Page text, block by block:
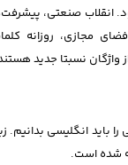
بود. انقلاب
مجازی، روزانه
انگلیسی بدانیم.
شده است.